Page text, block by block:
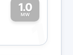
1.0
MW
1